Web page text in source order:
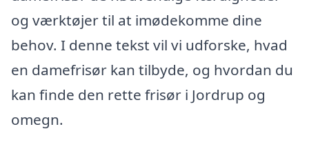
og værktøjer til at imødekomme dine
behov. I denne tekst vil vi udforske, hvad
en damefrisør kan tilbyde, og hvordan du
kan finde den rette frisør i Jordrup og
omegn.